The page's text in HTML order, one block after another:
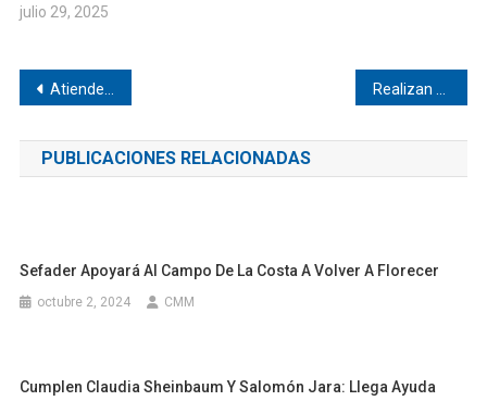
julio 29, 2025
Navegación
de
entradas
Atiende edil a mujeres pesqueras de Minitán, Pinotepa
PUBLICACIONES RELACIONADAS
Sefader Apoyará Al Campo De La Costa A Volver A Florecer
octubre 2, 2024 CMM
Cumplen Claudia Sheinbaum Y Salomón Jara: Llega Ayuda